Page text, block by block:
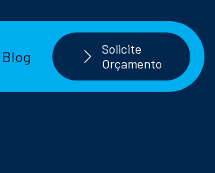
Blog
Solicite
Orçamento